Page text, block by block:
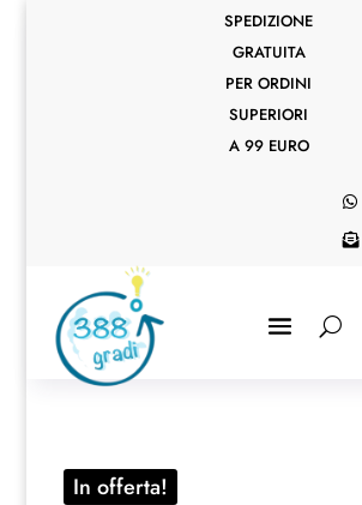
SPEDIZIONE
GRATUITA
PER ORDINI
SUPERIORI
A 99 EURO


In offerta!